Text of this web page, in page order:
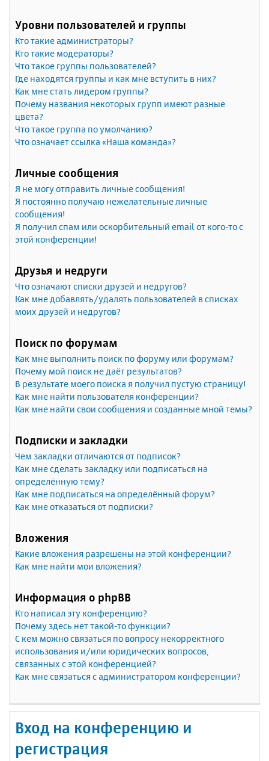
Уровни пользователей и группы
Кто такие администраторы?
Кто такие модераторы?
Что такое группы пользователей?
Где находятся группы и как мне вступить в них?
Как мне стать лидером группы?
Почему названия некоторых групп имеют разные
цвета?
Что такое группа по умолчанию?
Что означает ссылка «Наша команда»?
Личные сообщения
Я не могу отправить личные сообщения!
Я постоянно получаю нежелательные личные
сообщения!
Я получил спам или оскорбительный email от кого-то с
этой конференции!
Друзья и недруги
Что означают списки друзей и недругов?
Как мне добавлять/удалять пользователей в списках
моих друзей и недругов?
Поиск по форумам
Как мне выполнить поиск по форуму или форумам?
Почему мой поиск не даёт результатов?
В результате моего поиска я получил пустую страницу!
Как мне найти пользователя конференции?
Как мне найти свои сообщения и созданные мной темы?
Подписки и закладки
Чем закладки отличаются от подписок?
Как мне сделать закладку или подписаться на
определённую тему?
Как мне подписаться на определённый форум?
Как мне отказаться от подписки?
Вложения
Какие вложения разрешены на этой конференции?
Как мне найти мои вложения?
Информация о phpBB
Кто написал эту конференцию?
Почему здесь нет такой-то функции?
С кем можно связаться по вопросу некорректного
использования и/или юридических вопросов,
связанных с этой конференцией?
Как мне связаться с администратором конференции?
Вход на конференцию и
регистрация